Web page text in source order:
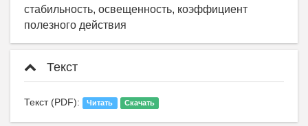
стабильность, освещенность, коэффициент
полезного действия
Текст
Текст (PDF): Читать Скачать